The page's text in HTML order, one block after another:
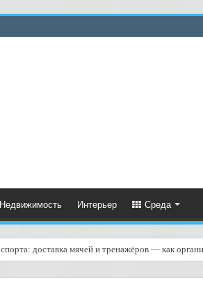
Недвижимость Интерьер Среда
доставка мячей и тренажёров — как
по шуму и времени: практическое руководство